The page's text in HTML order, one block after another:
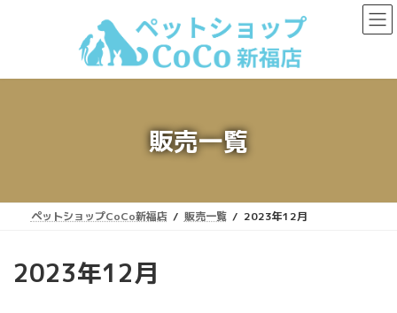
ツ
シ
販売一覧
ペットショップCoCo新福店 販売一覧 2023年12月
2023年12月